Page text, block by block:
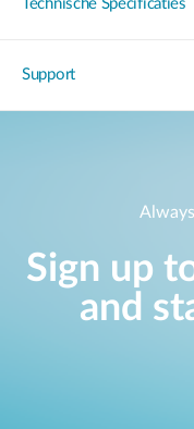
Technische Specificaties
Support
Sign up
and